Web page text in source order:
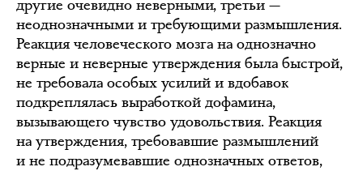
другие очевидно неверными, третьи —
неоднозначными и требующими размышления.
Реакция человеческого мозга на однозначно
верные и неверные утверждения была быстрой,
не требовала особых усилий и вдобавок
подкреплялась выработкой дофамина,
вызывающего чувство удовольствия. Реакция
на утверждения, требовавшие размышлений
и не подразумевавшие однозначных ответов,